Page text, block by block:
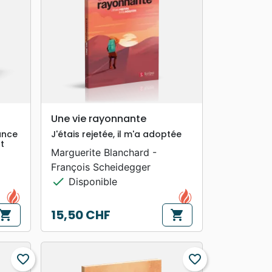
search APERÇU RAPIDE
Une vie rayonnante
J'étais rejetée, il m'a adoptée
Marguerite Blanchard -
François Scheidegger
check Disponible
Prix
15,50 CHF shopping_cart
favorite_border favorite_border